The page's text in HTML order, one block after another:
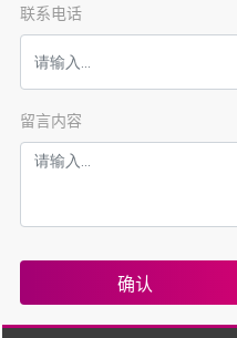
联系电话
留言内容
确认